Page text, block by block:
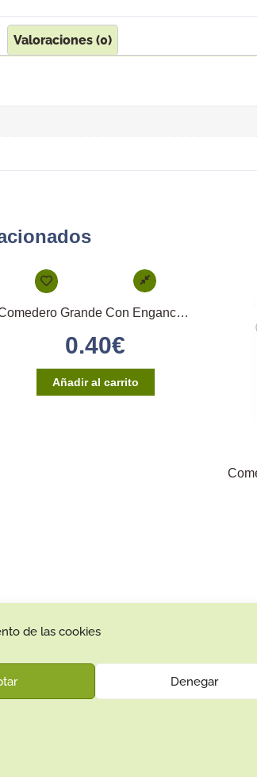
de las cookies
Denegar
Valoraciones (0)
Comedero Grande Con Enganche Directo
0.40€
Añadir al carrito
Códoba. España
Aviso Legal
Términos y